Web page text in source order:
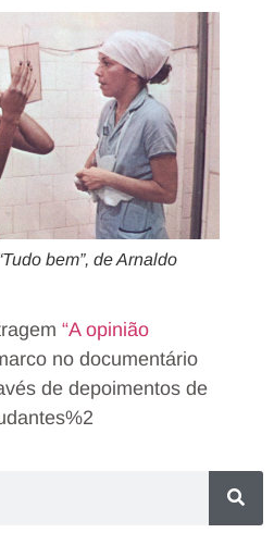
bem”, de Arnaldo
“A opinião
no documentário
de depoimentos de